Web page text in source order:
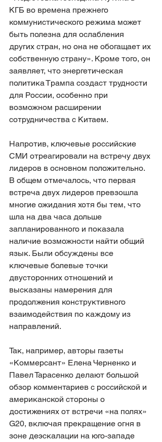
КГБ во времена прежнего
коммунистического режима может
быть полезна для ослабления
других стран, но она не обогащает их
собственную страну». Кроме того, он
заявляет, что энергетическая
политика Трампа создаст трудности
для России, особенно при
возможном расширении
сотрудничества с Китаем.
Напротив, ключевые российские
СМИ отреагировали на встречу двух
лидеров в основном положительно.
В общем отмечалось, что первая
встреча двух лидеров превзошла
многие ожидания хотя бы тем, что
шла на два часа дольше
запланированного и показала
наличие возможности найти общий
язык. Были обсуждены все
ключевые болевые точки
двусторонних отношений и
высказаны намерения для
продолжения конструктивного
взаимодействия по каждому из
направлений.
Так, например, авторы газеты
«Коммерсант» Елена Черненко и
Павел Тарасенко делают большой
обзор комментариев с российской и
американской стороны о
достижениях от встречи «на полях»
G20, включая прекращение огня в
зоне деэскалации на юго-западе